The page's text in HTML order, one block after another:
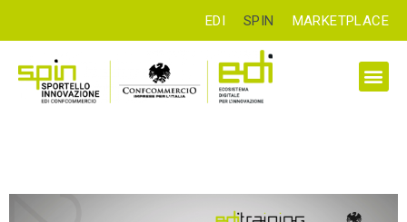
EDI SPIN MARKETPLACE